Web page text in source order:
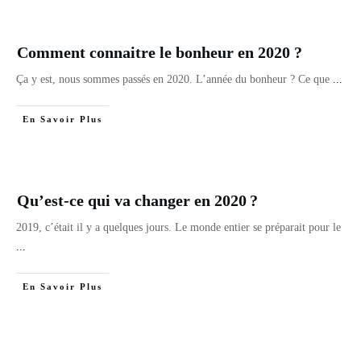
Comment connaitre le bonheur en 2020 ?
Ça y est, nous sommes passés en 2020. L’année du bonheur ? Ce que
En Savoir Plus
Qu’est-ce qui va changer en 2020 ?
2019, c’était il y a quelques jours. Le monde entier se préparait pour le
En Savoir Plus